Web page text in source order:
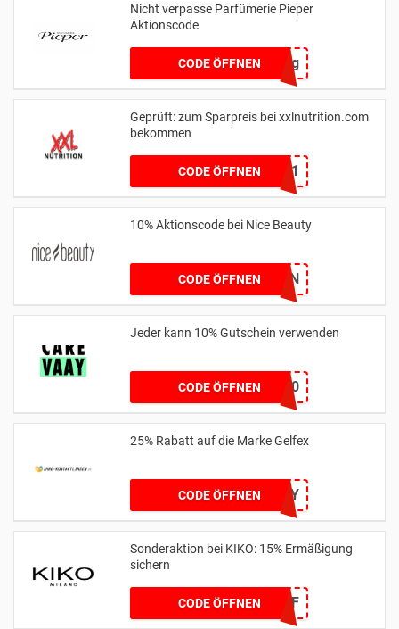
Nicht verpasse Parfümerie Pieper
Aktionscode
CODE ÖFFNENGeburtstag
Geprüft: zum Sparpreis bei xxlnutrition.com
bekommen
CODE ÖFFNEN 0511
10% Aktionscode bei Nice Beauty
CODE ÖFFNEN
ZUFRIEDENEKUNDEN
Jeder kann 10% Gutschein verwenden
CODE ÖFFNENSLEEP10
25% Rabatt auf die Marke Gelfex
CODE ÖFFNEN
GELFLEXCRAZY
Sonderaktion bei KIKO: 15% Ermäßigung
sichern
CODE ÖFFNENKIKO15OFF